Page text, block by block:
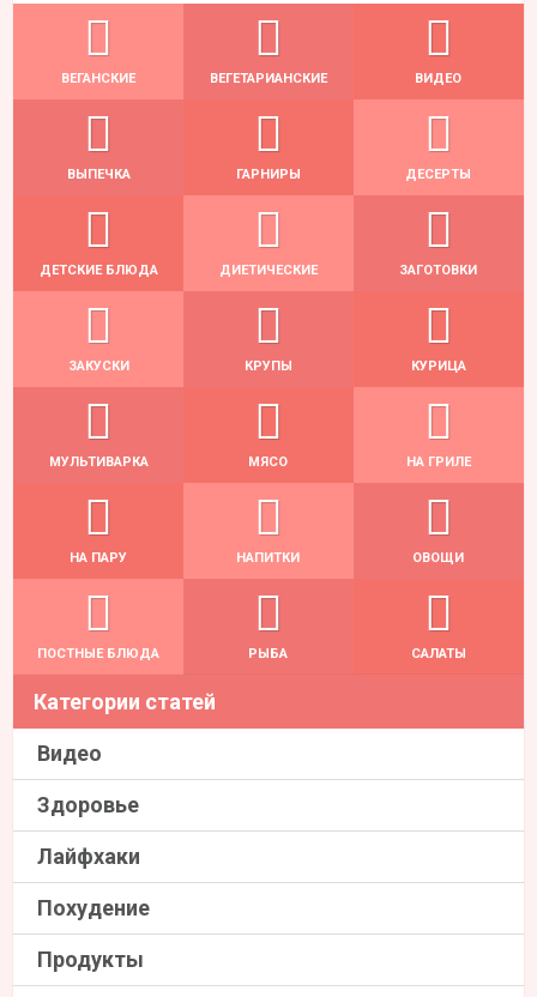
ВЕГАНСКИЕ ВЕГЕТАРИАНСКИЕ ВИДЕО
ВЫПЕЧКА ГАРНИРЫ ДЕСЕРТЫ
ДЕТСКИЕ БЛЮДА ДИЕТИЧЕСКИЕ ЗАГОТОВКИ
ЗАКУСКИ КРУПЫ КУРИЦА
МУЛЬТИВАРКА МЯСО НА ГРИЛЕ
НА ПАРУ НАПИТКИ ОВОЩИ
ПОСТНЫЕ БЛЮДА РЫБА САЛАТЫ
Категории статей
Видео
Здоровье
Лайфхаки
Похудение
Продукты